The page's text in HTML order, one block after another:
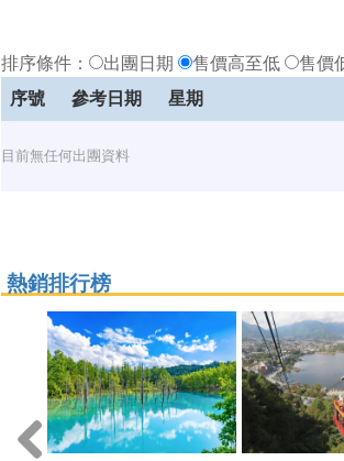
排序條件： 出團日期 售價高至低
售價
序號
參考日期 星期
目前無任何出團資料
熱銷排行榜